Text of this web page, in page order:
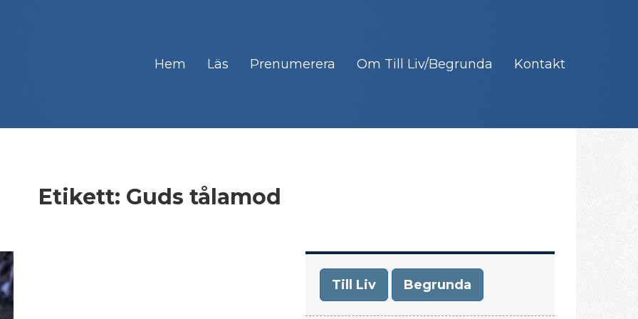
Hem Läs Prenumerera Om Till Liv/Begrunda Kontakt
Etikett: Guds tålamod
Till Liv Begrunda